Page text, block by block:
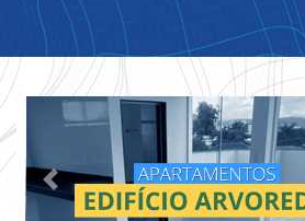
Previous